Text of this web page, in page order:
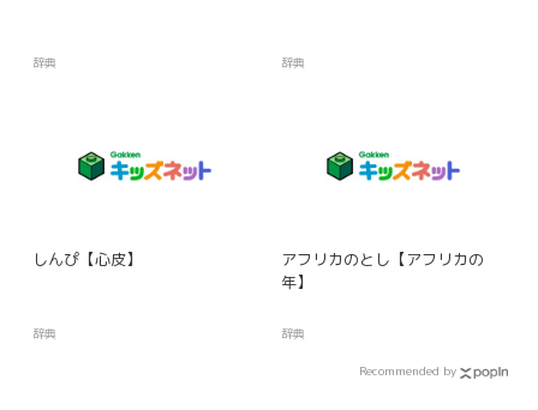
辞典 辞典
しんぴ【心皮】
辞典
アフリカのとし【アフリカの
年】
辞典
Recommended by